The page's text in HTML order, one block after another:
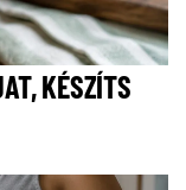
KÉSZÍTS